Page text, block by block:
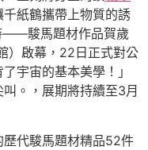
紙鶴攜帶上物質的誘
——駿馬題材作品賀歲
）啟幕，22日正式對公
宇宙的基本美學！」
。，展期將持續至3月
歷代駿馬題材精品52件